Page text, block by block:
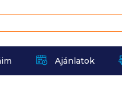
Ajánlatok